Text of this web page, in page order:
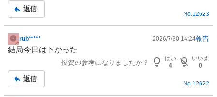
返信
No. 12623
掲
示
事
rub***** 2026/7/30 14:24報告
結局今日は下がった
投資の参考になりましたか？
はい
4
いいえ
0
返信
No.12622